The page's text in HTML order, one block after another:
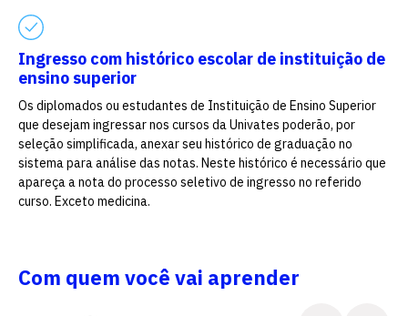
Ingresso com histórico escolar de instituição de
ensino superior
Os diplomados ou estudantes de Instituição de Ensino Superior
que desejam ingressar nos cursos da Univates poderão, por
seleção simplificada, anexar seu histórico de graduação no
sistema para análise das notas. Neste histórico é necessário que
apareça a nota do processo seletivo de ingresso no referido
curso. Exceto medicina.
Com quem você vai aprender